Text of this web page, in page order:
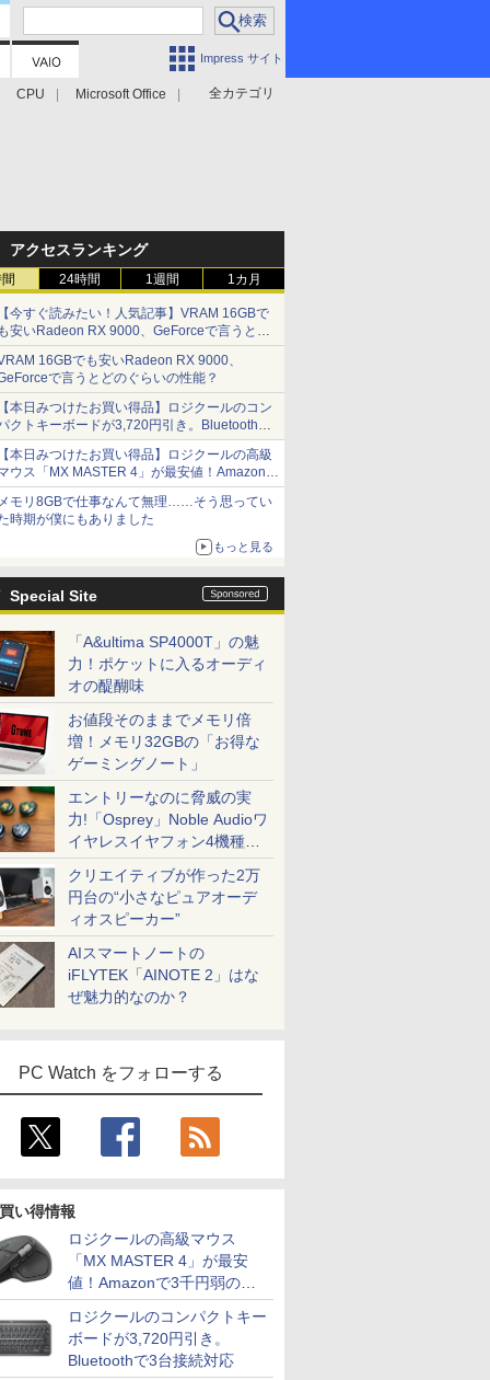
Impress サイト
全カテゴリ
CPU Microsoft Office
アクセスランキング
24時間 1週間 1カ月
今すぐ読みたい！人気記事】VRAM 16GBで
安いRadeon RX 9000、GeForceで言うとど
ぐらいの性能？ - PC Watch
16GBでも安いRadeon RX 9000、
で言うとどのぐらいの性能？
本日みつけたお買い得品】ロジクールのコン
クトキーボードが3,720円引き。Bluetoothで3
接続対応
本日みつけたお買い得品】ロジクールの高級
ウス「MX MASTER 4」が最安値！Amazonで
千円弱の割引
モリ8GBで仕事なんて無理……そう思ってい
時期が僕にもありました
もっと見る
Special Site
「A&ultima SP4000T」の魅
力！ポケットに入るオーディ
オの醍醐味
お値段そのままでメモリ倍
増！メモリ32GBの「お得な
ゲーミングノート」
エントリーなのに脅威の実
力!「Osprey」Noble Audioワ
イヤレスイヤフォン4機種を
一気に聴く
クリエイティブが作った2万
円台の“小さなピュアオーデ
ィオスピーカー”
AIスマートノートの
iFLYTEK「AINOTE 2」はな
ぜ魅力的なのか？
PC Watch をフォローする
い得情報
ロジクールの高級マウス
「MX MASTER 4」が最安
値！Amazonで3千円弱の割
引
ロジクールのコンパクトキー
ボードが3,720円引き。
Bluetoothで3台接続対応